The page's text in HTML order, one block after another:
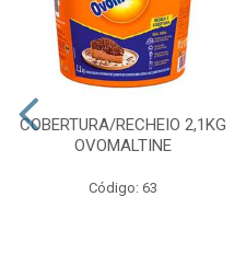
COBERTURA/RECHEIO 2,1KG
OVOMALTINE
Código: 63